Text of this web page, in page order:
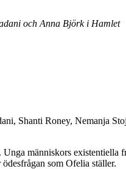
och Anna Björk i Hamlet
Shanti Roney, Nemanja
människors
som Ofelia ställer.